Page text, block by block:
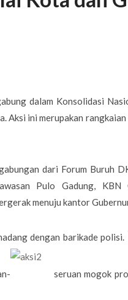
dalam Konsolidasi
Aksi ini merupakan
dari Forum Buruh
Pulo Gadung, KBN
menuju kantor
dengan barikade
seruan mogok